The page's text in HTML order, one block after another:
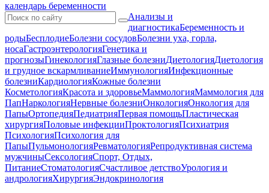
календарь беременности
Анализы и
диагностикаБеременность и
родыБесплодиеБолезни сосудовБолезни уха, горла,
носаГастроэнтерологияГенетика и
прогнозыГинекологияГлазные болезниДиетологияДиетология
и грудное вскармливаниеИммунологияИнфекционные
болезниКардиологияКожные болезни
КосметологияКрасота и здоровьеМаммологияМаммология для
ПапНаркологияНервные болезниОнкологияОнкология для
ПапыОртопедияПедиатрияПервая помощьПластическая
хирургияПоловые инфекцииПроктологияПсихиатрия
ПсихологияПсихология для
ПапыПульмонологияРевматологияРепродуктивная система
мужчиныСексологияСпорт, Отдых,
ПитаниеСтоматологияСчастливое детствоУрология и
андрологияХирургияЭндокринология